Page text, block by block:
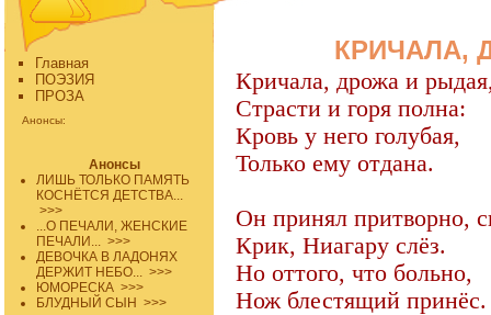
Главная
ПОЭЗИЯ
ПРОЗА
Анонсы:
Анонсы
ЛИШЬ ТОЛЬКО ПАМЯТЬ
КОСНЁТСЯ ДЕТСТВА...
>>>
...О ПЕЧАЛИ, ЖЕНСКИЕ
ПЕЧАЛИ... >>>
ДЕВОЧКА В ЛАДОНЯХ
ДЕРЖИТ НЕБО... >>>
ЮМОРЕСКА >>>
БЛУДНЫЙ СЫН >>>
КРИЧАЛА,
Кричала, дрожа и
Страсти и горя полна:
Кровь у него голубая,
Только ему отдана.
Он принял притворно,
Крик, Ниагару слёз.
Но оттого, что больно,
Нож блестящий принёс.